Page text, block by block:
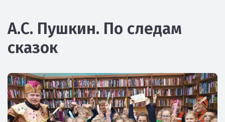
А.С. Пушкин. По следам
сказок